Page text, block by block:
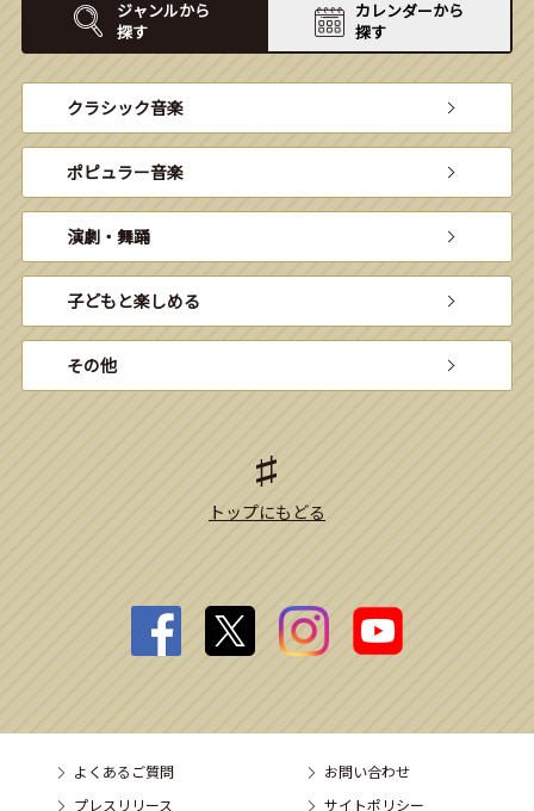
ジャンルから
探す
カレンダーから
探す
クラシック音楽
ポピュラー音楽
演劇・舞踊
子どもと楽しめる
その他
トップにもどる
よくあるご質問
お問い合わせ
プレスリリース
サイトポリシー